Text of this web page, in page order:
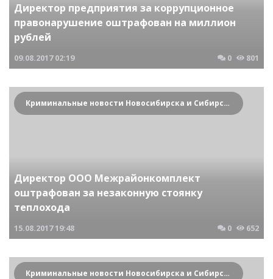
Директор предприятия за коррупционное
правонарушение оштрафован на миллион
рублей
09.08.2017 02:19 0 801
Криминальные новости Новосибирска и Сибирского региона
Директор ООО Межрайонкомплект
оштрафован за незаконную стоянку
теплохода
15.08.201719:48 0 652
Криминальные новости Новосибирска и Сибирского региона